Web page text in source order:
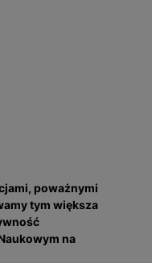
poważnymi
tym większa
na